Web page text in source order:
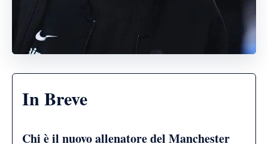
In Breve
Chi è il nuovo allenatore del Manchester